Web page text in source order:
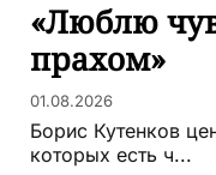
«Люблю
прахом»
01.08.2026
Борис Кутенков
которых есть ч...